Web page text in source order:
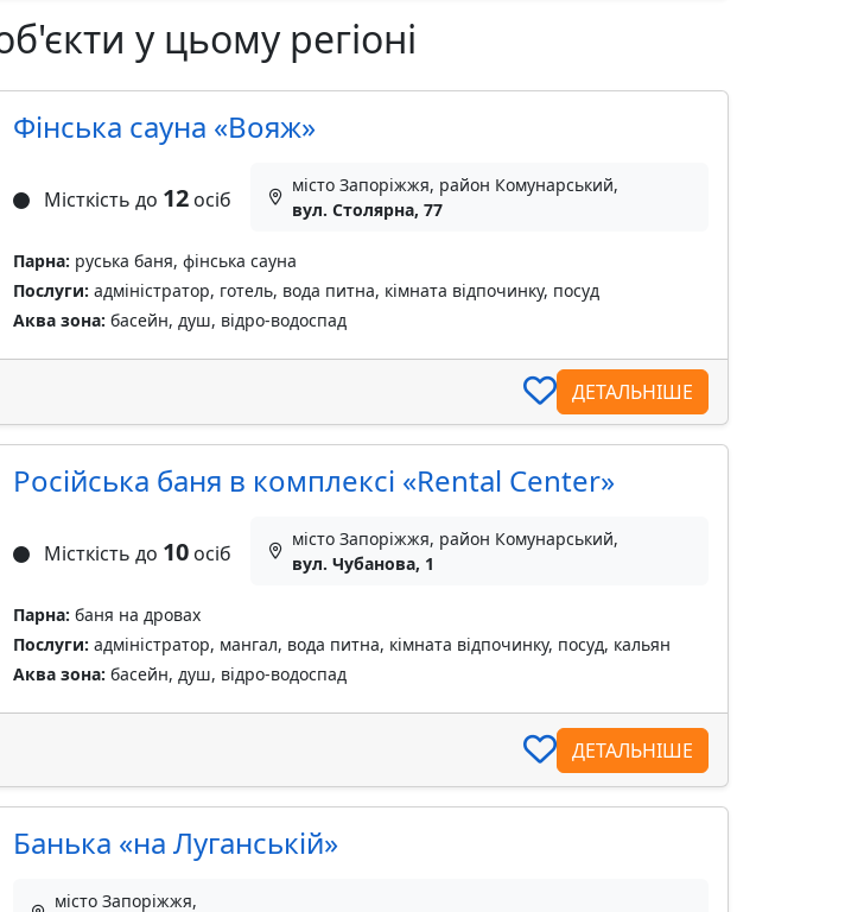
у цьому регіоні
Фінська сауна «Вояж»
Місткість до 12осіб
місто Запоріжжя, район Комунарський,
вул. Столярна, 77
Парна: руська баня, фінська сауна
Послуги: адміністратор, готель, вода питна, кімната відпочинку, посуд
Аква зона: басейн, душ, відро-водоспад
ДЕТАЛЬНІШЕ
Російська баня в комплексі «Rental Center»
Місткість до 10осіб
місто Запоріжжя, район Комунарський,
вул. Чубанова, 1
Парна: баня на дровах
Послуги: адміністратор, мангал, вода питна, кімната відпочинку, посуд, кальян
Аква зона: басейн, душ, відро-водоспад
ДЕТАЛЬНІШЕ
Банька «на Луганській»
місто Запоріжжя,